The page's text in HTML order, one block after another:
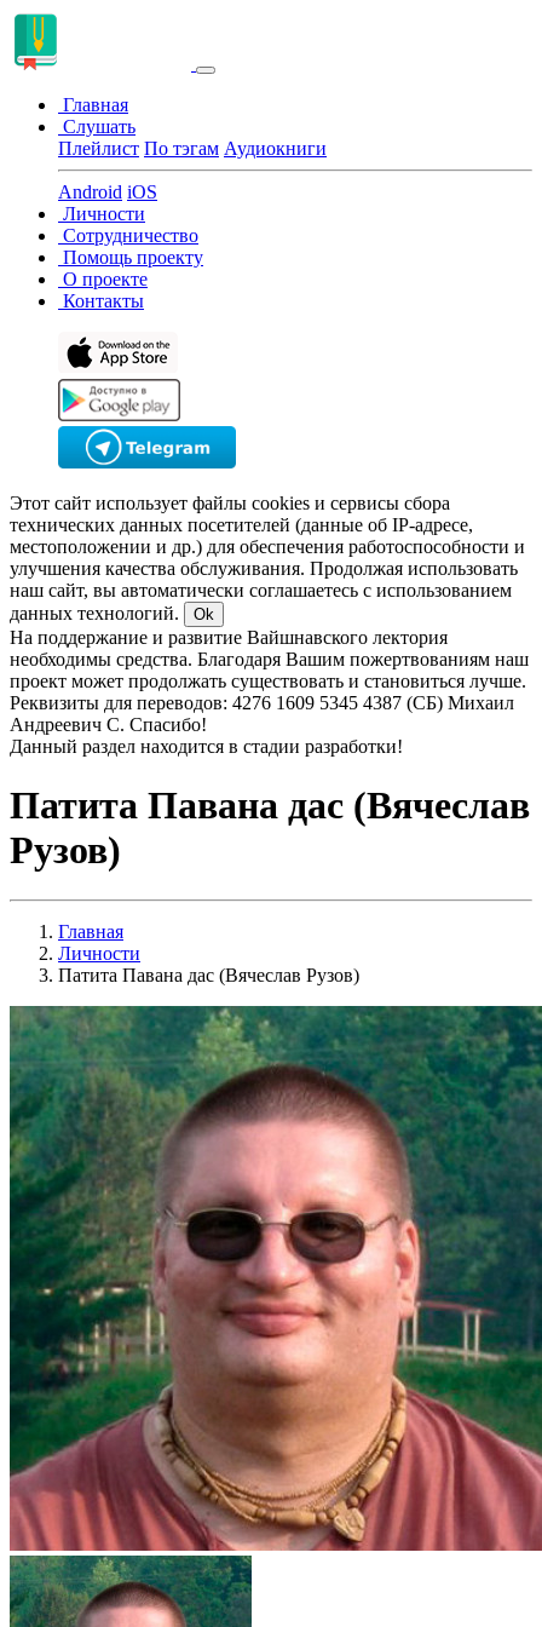
Главная
Слушать
Плейлист По тэгам Аудиокниги
Android iOS
Личности
Сотрудничество
Помощь проекту
О проекте
Контакты
Этот сайт использует файлы cookies и сервисы сбора
технических данных посетителей (данные об IP-адресе,
местоположении и др.) для обеспечения работоспособности и
улучшения качества обслуживания. Продолжая использовать
наш сайт, вы автоматически соглашаетесь с использованием
данных технологий.
Ok
На поддержание и развитие Вайшнавского лектория
необходимы средства. Благодаря Вашим пожертвованиям наш
проект может продолжать существовать и становиться лучше.
Реквизиты для переводов: 4276 1609 5345 4387 (СБ) Михаил
Андреевич С. Спасибо!
Данный раздел находится в стадии разработки!
Патита Павана дас (Вячеслав
Рузов)
Главная
Личности
Патита Павана дас (Вячеслав Рузов)